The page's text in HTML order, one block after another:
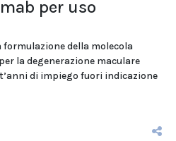
per uso
della molecola
la degenerazione maculare
di impiego fuori indicazione